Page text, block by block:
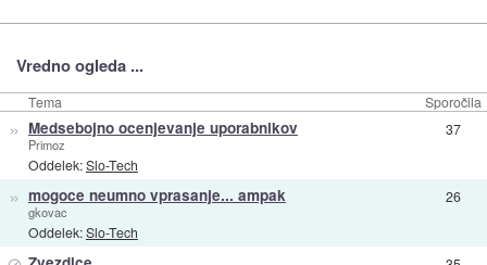
Vredno ogleda ...
Tema Sporočila
» Medsebojno ocenjevanje uporabnikov
Primoz
Oddelek:Slo-Tech
37
» mogoce neumno vprasanje... ampak
gkovac
Oddelek:Slo-Tech
26